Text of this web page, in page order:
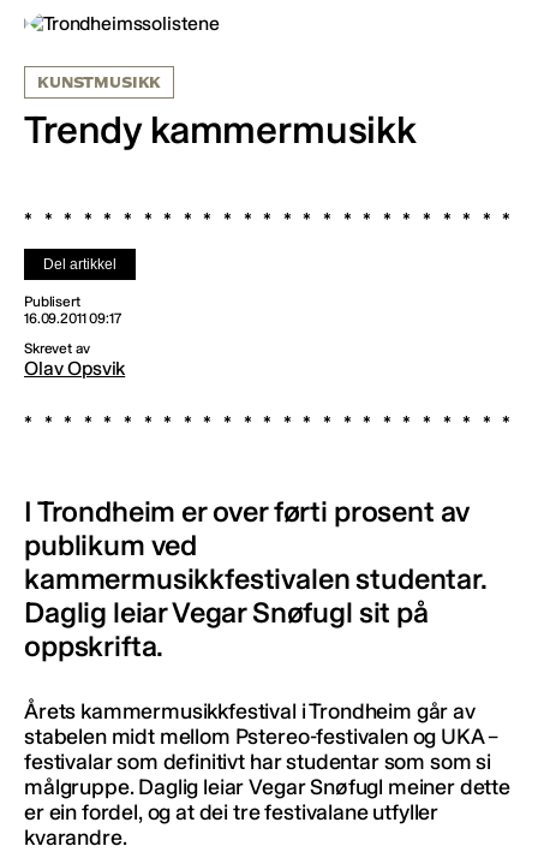
KUNSTMUSIKK
Trendy kammermusikk
Del artikkel
Publisert
16.09.2011 09:17
Skrevet av
Olav Opsvik
I Trondheim er over førti prosent av
publikum ved
kammermusikkfestivalen studentar.
Daglig leiar Vegar Snøfugl sit på
oppskrifta.
Årets kammermusikkfestival i Trondheim går av
stabelen midt mellom Pstereo-festivalen og UKA –
festivalar som definitivt har studentar som som si
målgruppe. Daglig leiar Vegar Snøfugl meiner dette
er ein fordel, og at dei tre festivalane utfyller
kvarandre.